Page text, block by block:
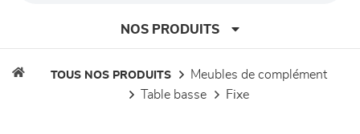
NOS PRODUITS
TOUS NOS PRODUITS
meubles de complément
table basse
fixe